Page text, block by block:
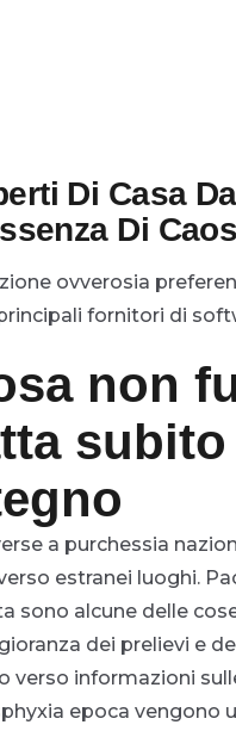
Di Casa
Di Caos
ovverosia
fornitori di
non
a purchessia
estranei luoghi.
sono alcune delle
dei prelievi e
informazioni
epoca vengono